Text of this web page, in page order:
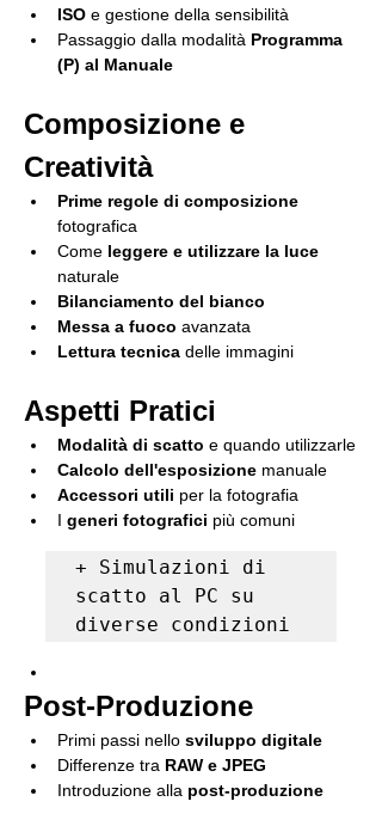
ISO e gestione della sensibilità
Passaggio dalla modalità Programma
(P) al Manuale
Composizione e
Creatività
Prime regole di composizione
fotografica
Come leggere e utilizzare la luce
naturale
Bilanciamento del bianco
Messa a fuoco avanzata
Lettura tecnica delle immagini
Aspetti Pratici
Modalità di scatto e quando utilizzarle
Calcolo dell'esposizione manuale
Accessori utili per la fotografia
I generi fotografici più comuni
+ Simulazioni di
scatto al PC su
diverse condizioni
Post-Produzione
Primi passi nello sviluppo digitale
Differenze tra RAW e JPEG
Introduzione alla post-produzione